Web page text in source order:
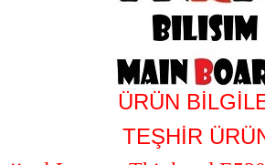
ÜRÜN
TEŞHİR